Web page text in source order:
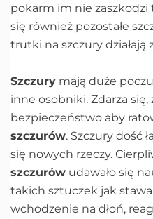
pokarm im nie
się również pozostałe
trutki na szczury
Szczury mają duże
inne osobniki. Zdarza się,
bezpieczeństwo aby
szczurów. Szczury dość
się nowych rzeczy.
szczurów udawało się
takich sztuczek jak
wchodzenie na dłoń,